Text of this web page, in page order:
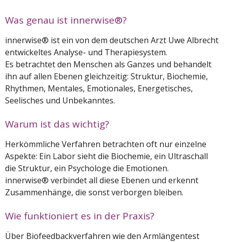
Was genau ist innerwise®?
innerwise® ist ein von dem deutschen Arzt Uwe Albrecht
entwickeltes Analyse- und Therapiesystem.
Es betrachtet den Menschen als Ganzes und behandelt
ihn auf allen Ebenen gleichzeitig: Struktur, Biochemie,
Rhythmen, Mentales, Emotionales, Energetisches,
Seelisches und Unbekanntes.
Warum ist das wichtig?
Herkömmliche Verfahren betrachten oft nur einzelne
Aspekte: Ein Labor sieht die Biochemie, ein Ultraschall
die Struktur, ein Psychologe die Emotionen.
innerwise® verbindet all diese Ebenen und erkennt
Zusammenhänge, die sonst verborgen bleiben.
Wie funktioniert es in der Praxis?
Über Biofeedbackverfahren wie den Armlängentest